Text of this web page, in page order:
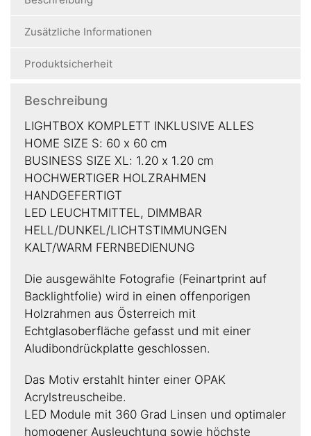
Zusätzliche Informationen
Produktsicherheit
Beschreibung
LIGHTBOX KOMPLETT INKLUSIVE ALLES
HOME SIZE S: 60 x 60 cm
BUSINESS SIZE XL: 1.20 x 1.20 cm
HOCHWERTIGER HOLZRAHMEN
HANDGEFERTIGT
LED LEUCHTMITTEL, DIMMBAR
HELL/DUNKEL/LICHTSTIMMUNGEN
KALT/WARM FERNBEDIENUNG
Die ausgewählte Fotografie (Feinartprint auf
Backlightfolie) wird in einen offenporigen
Holzrahmen aus Österreich mit
Echtglasoberfläche gefasst und mit einer
Aludibondrückplatte geschlossen.
Das Motiv erstahlt hinter einer OPAK
Acrylstreuscheibe.
LED Module mit 360 Grad Linsen und optimaler
homogener Ausleuchtung sowie höchste